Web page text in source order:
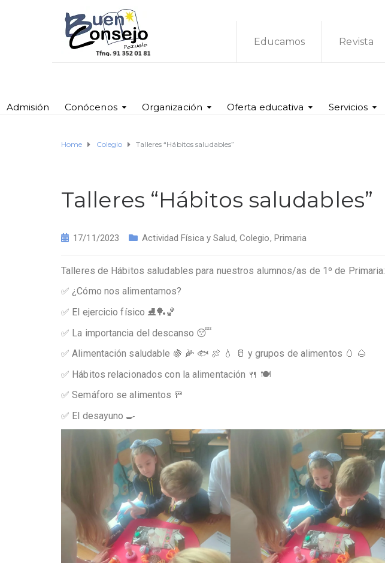
Educamos Revista
Admisión Conócenos Organización Oferta educativa Servicios
Home Colegio Talleres “Hábitos saludables”
Talleres “Hábitos saludables”
17/11/2023 Actividad Física y Salud, Colegio, Primaria
Talleres de Hábitos saludables para nuestros alumnos/as de 1º de Primaria:
✅ ¿Cómo nos alimentamos?
✅ El ejercicio físico ⛸️🏓🏀
✅ La importancia del descanso 😴
✅ Alimentación saludable 🍇 🌽 🐟 🍖 💧 🥛 y grupos de alimentos 🥚 🌰
✅ Hábitos relacionados con la alimentación 🍴 🍽️
✅ Semáforo se alimentos 🚥
✅ El desayuno 🍳